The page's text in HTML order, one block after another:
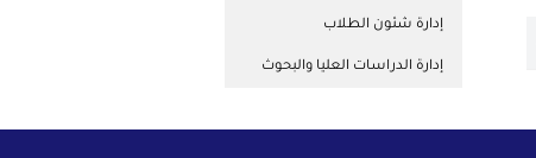
إدارة شئون الطلاب
إدارة الدراسات العليا والبحوث